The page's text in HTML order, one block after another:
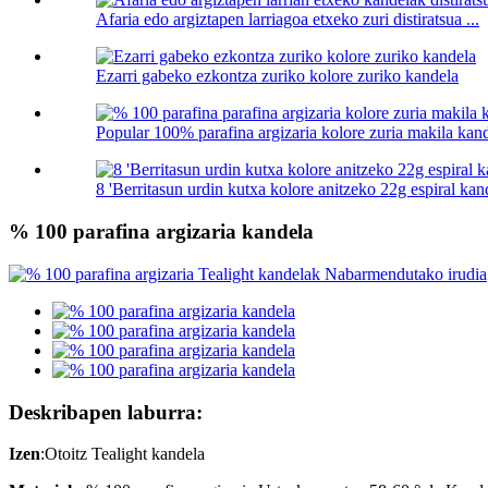
Afaria edo argiztapen larriagoa etxeko zuri distiratsua ...
Ezarri gabeko ezkontza zuriko kolore zuriko kandela
Popular 100% parafina argizaria kolore zuria makila
8 'Berritasun urdin kutxa kolore anitzeko 22g espiral
% 100 parafina argizaria kandela
Deskribapen laburra:
Izen:Otoitz Tealight kandela